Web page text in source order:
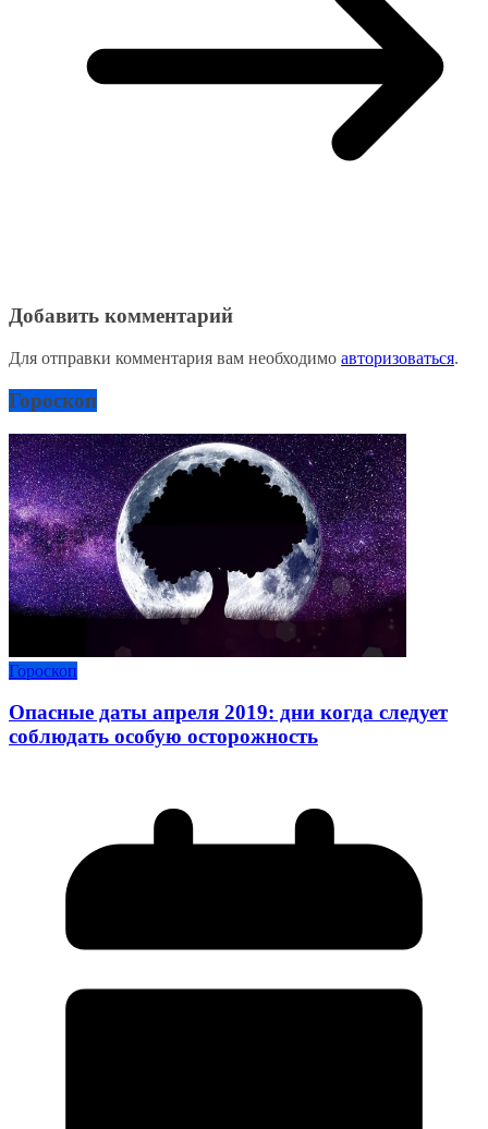
Добавить комментарий
Для отправки комментария вам необходимо авторизоваться.
Гороскоп
Гороскоп
Опасные даты апреля 2019: дни когда следует
соблюдать особую осторожность